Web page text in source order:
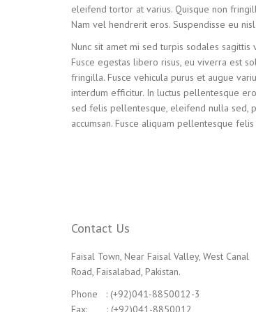
eleifend tortor at varius. Quisque non
Nam vel hendrerit eros. Suspendisse eu
Nunc sit amet mi sed turpis sodales
Fusce egestas libero risus, eu viverra est
fringilla. Fusce vehicula purus et augue
interdum efficitur. In luctus pellentesque
sed felis pellentesque, eleifend nulla sed,
accumsan. Fusce aliquam pellentesque
Contact Us
Faisal Town, Near Faisal Valley, West Canal
Road, Faisalabad, Pakistan.
Phone : (+92)041-8850012-3
Fax: : (+92)041-8850012